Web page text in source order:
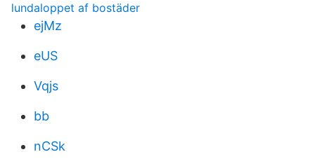
lundaloppet af bostäder
ejMz
eUS
Vqjs
bb
nCSk